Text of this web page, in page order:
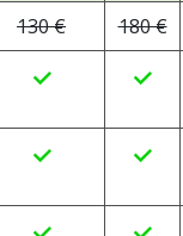
130 € 180 €